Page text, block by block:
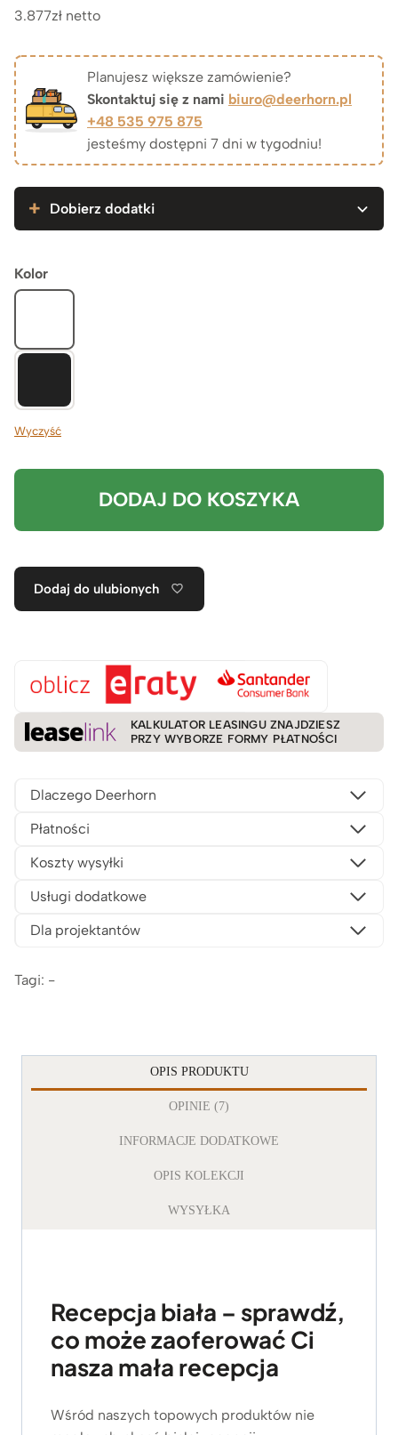
3.877zł netto
Planujesz większe zamówienie?
Skontaktuj się z nami biuro@deerhorn.pl
+48 535 975 875
jesteśmy dostępni 7 dni w tygodniu!
Dobierz dodatki
Kolor
Wyczyść
DODAJ DO KOSZYKA
Dodaj do ulubionych
KALKULATOR LEASINGU ZNAJDZIESZ
PRZY WYBORZE FORMY PŁATNOŚCI
Dlaczego Deerhorn
Płatności
Koszty wysyłki
Usługi dodatkowe
Dla projektantów
Tagi: -
OPIS PRODUKTU
OPINIE (7)
INFORMACJE DODATKOWE
OPIS KOLEKCJI
WYSYŁKA
Recepcja biała – sprawdź,
co może zaoferować Ci
nasza mała recepcja
Wśród naszych topowych produktów nie